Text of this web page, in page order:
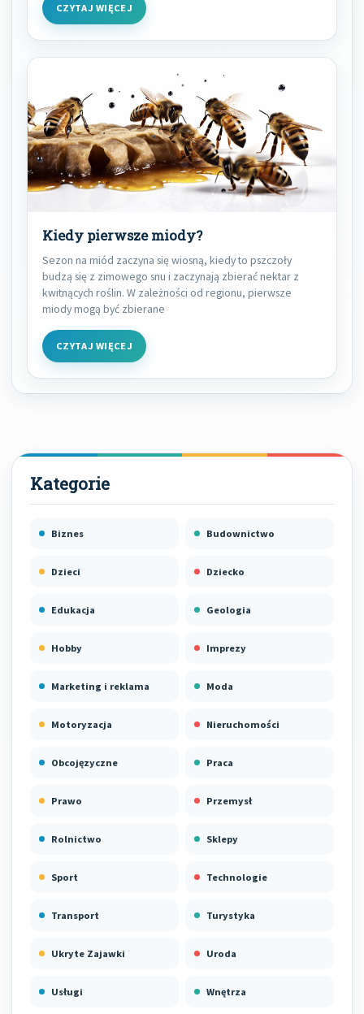
CZYTAJ WIĘCEJ
Kiedy pierwsze miody?
Sezon na miód zaczyna się wiosną, kiedy to pszczoły
budzą się z zimowego snu i zaczynają zbierać nektar z
kwitnących roślin. W zależności od regionu, pierwsze
miody mogą być zbierane
CZYTAJ WIĘCEJ
Biznes Budownictwo
Dzieci Dziecko
Edukacja Geologia
Hobby Imprezy
Marketing i reklama Moda
Motoryzacja Nieruchomości
Obcojęzyczne Praca
Prawo Przemysł
Rolnictwo Sklepy
Sport Technologie
Transport Turystyka
Ukryte Zajawki Uroda
Usługi Wnętrza